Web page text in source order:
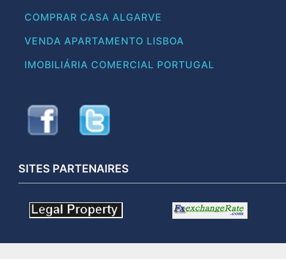
COMPRAR CASA ALGARVE
VENDA APARTAMENTO LISBOA
IMOBILIÁRIA COMERCIAL PORTUGAL
SITES PARTENAIRES